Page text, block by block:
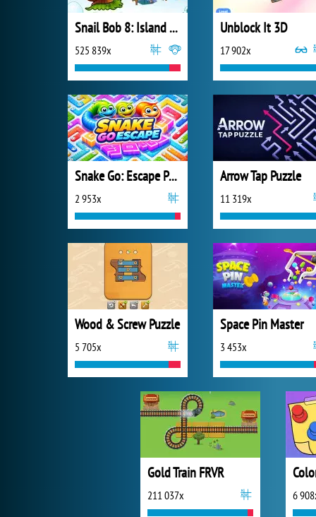
Snail Bob 8: Island Story
525 839x
Unblock It 3D
17 902x
Snake Go: Escape Puzzle
2 953x
Arrow Tap Puzzle
11 319x
Wood & Screw Puzzle
5 705x
Space Pin Master
3 453x
Gold Train FRVR
211 037x 6